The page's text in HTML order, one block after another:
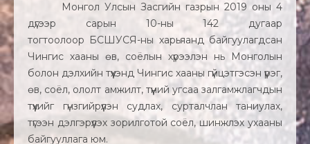
Монгол Улсын Засгийн газрын 2019 оны 4
дүгээр сарын 10-ны 142 дугаар
тогтоолоор БСШУСЯ-ны харьяанд байгуулагдсан
Чингис хааны өв, соёлын хүрээлэн нь Монголын
болон дэлхийн түүхэнд Чингис хааны гүйцэтгэсэн үүрэг,
өв, соёл, ололт амжилт, түүний угсаа залгамжлагчдын
түүхийг гүнзгийрүүлэн судлах, сурталчлан таниулах,
түгээн дэлгэрүүлэх зорилготой соёл, шинжлэх ухааны
байгууллага юм.